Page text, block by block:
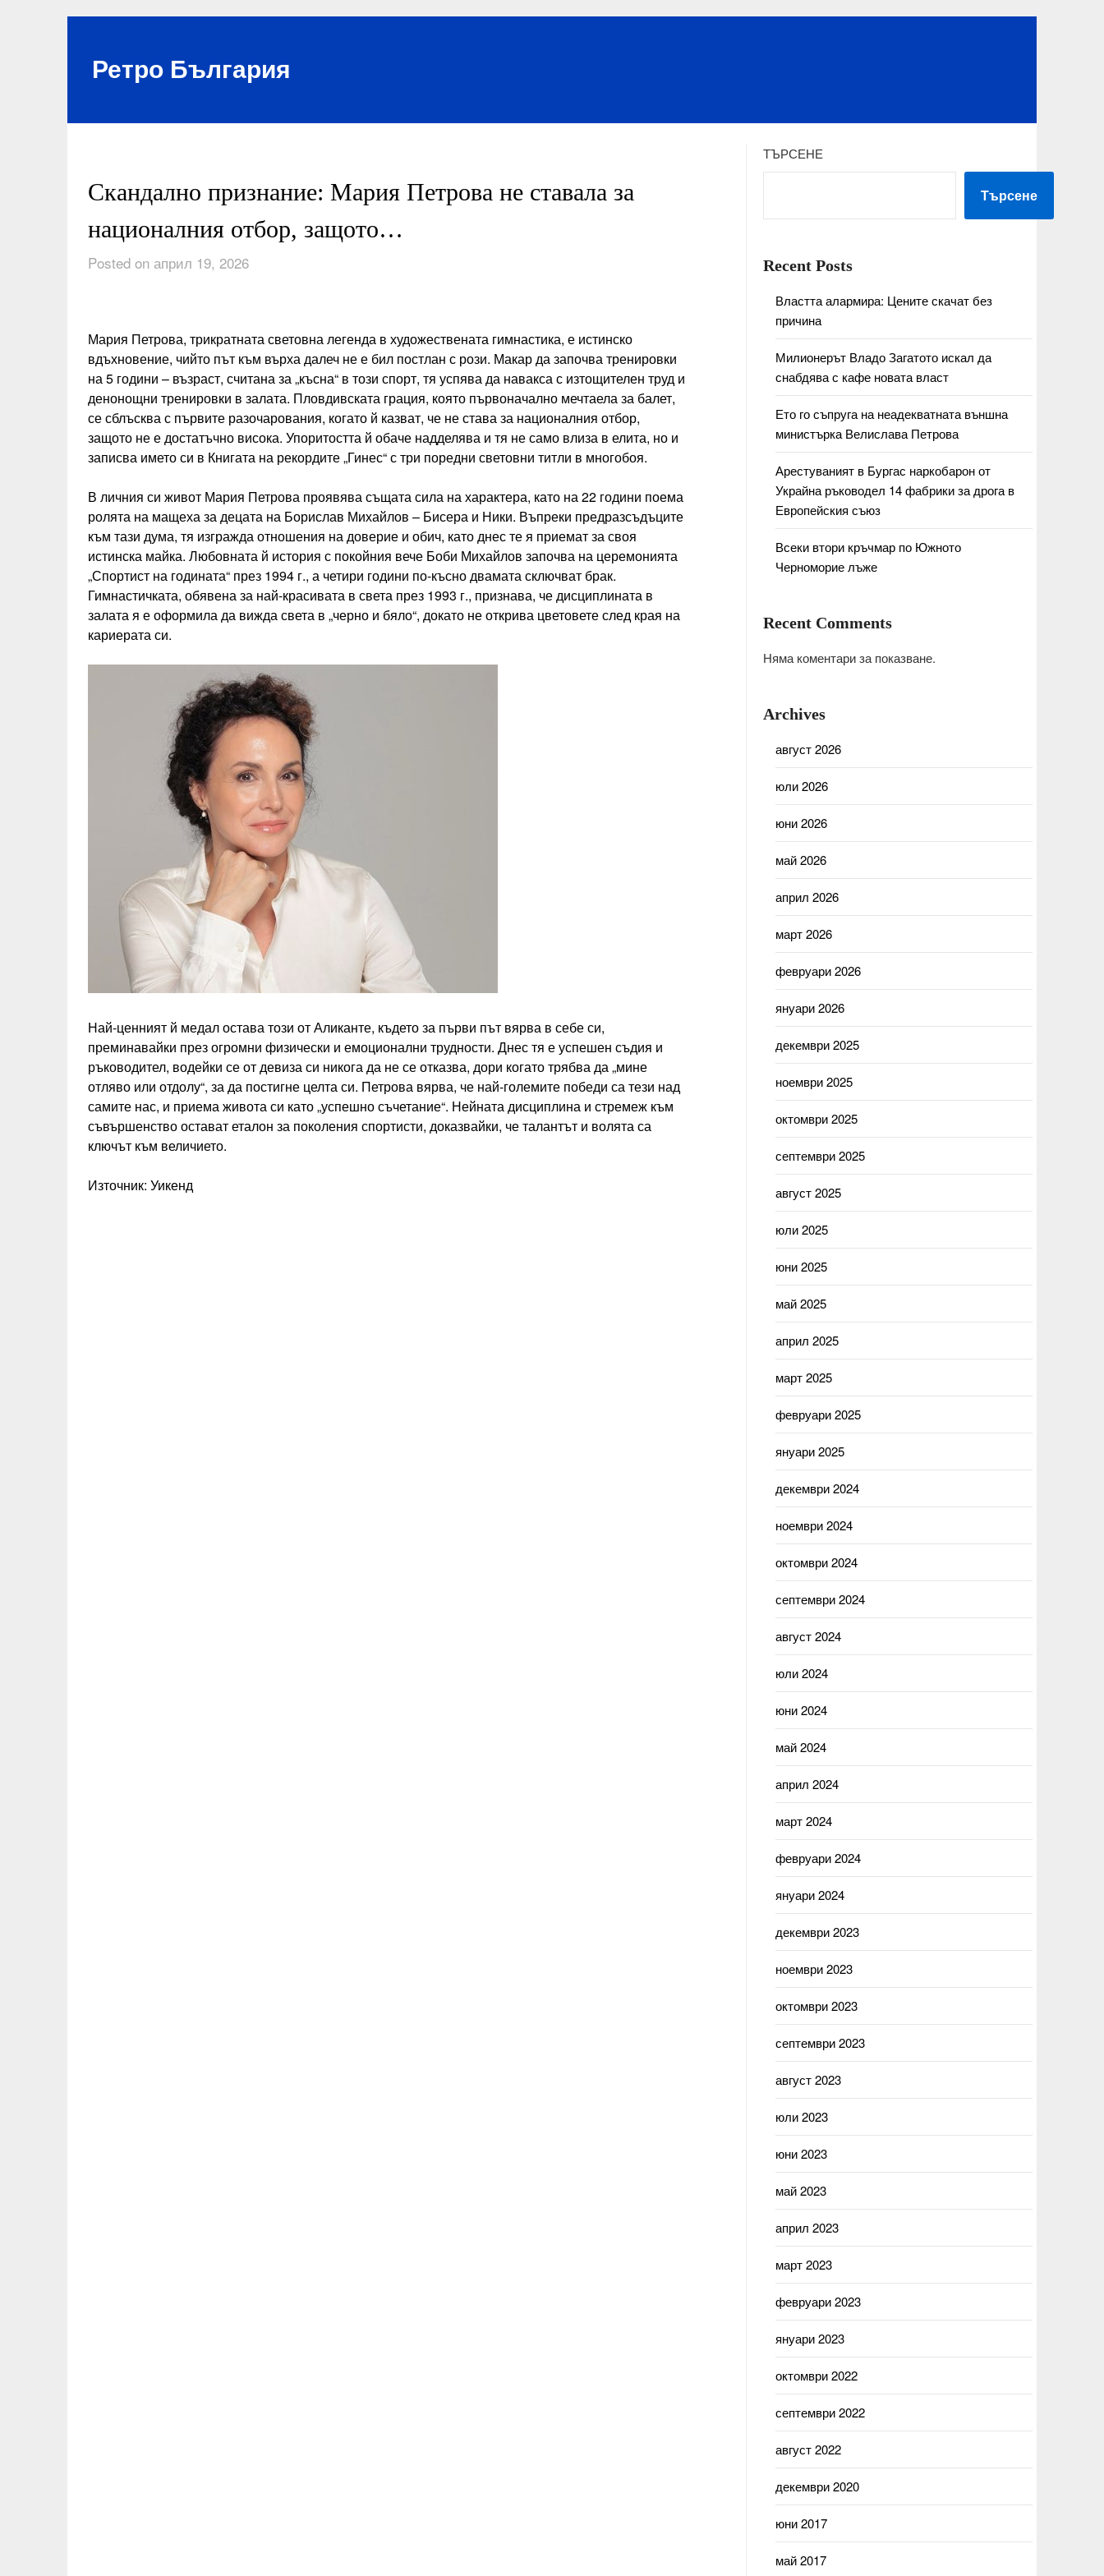
Ретро България
Скандално признание: Мария Петрова не ставала за
националния отбор, защото…
Posted on април 19, 2026
Мария Петрова, трикратната световна легенда в художествената гимнастика, е истинско
вдъхновение, чийто път към върха далеч не е бил постлан с рози. Макар да започва тренировки
на 5 години – възраст, считана за „късна“ в този спорт, тя успява да навакса с изтощителен труд и
денонощни тренировки в залата. Пловдивската грация, която първоначално мечтаела за балет,
се сблъсква с първите разочарования, когато й казват, че не става за националния отбор,
защото не е достатъчно висока. Упоритостта й обаче надделява и тя не само влиза в елита, но и
записва името си в Книгата на рекордите „Гинес“ с три поредни световни титли в многобоя.
В личния си живот Мария Петрова проявява същата сила на характера, като на 22 години поема
ролята на мащеха за децата на Борислав Михайлов – Бисера и Ники. Въпреки предразсъдъците
към тази дума, тя изгражда отношения на доверие и обич, като днес те я приемат за своя
истинска майка. Любовната й история с покойния вече Боби Михайлов започва на церемонията
„Спортист на годината“ през 1994 г., а четири години по-късно двамата сключват брак.
Гимнастичката, обявена за най-красивата в света през 1993 г., признава, че дисциплината в
залата я е оформила да вижда света в „черно и бяло“, докато не открива цветовете след края на
кариерата си.
Най-ценният й медал остава този от Аликанте, където за първи път вярва в себе си,
преминавайки през огромни физически и емоционални трудности. Днес тя е успешен съдия и
ръководител, водейки се от девиза си никога да не се отказва, дори когато трябва да „мине
отляво или отдолу“, за да постигне целта си. Петрова вярва, че най-големите победи са тези над
самите нас, и приема живота си като „успешно съчетание“. Нейната дисциплина и стремеж към
съвършенство остават еталон за поколения спортисти, доказвайки, че талантът и волята са
ключът към величието.
Източник: Уикенд
ТЪРСЕНЕ
Търсене
Recent Posts
Властта алармира: Цените скачат без
причина
Милионерът Владо Загатото искал да
снабдява с кафе новата власт
Ето го съпруга на неадекватната външна
министърка Велислава Петрова
Арестуваният в Бургас наркобарон от
Украйна ръководел 14 фабрики за дрога в
Европейския съюз
Всеки втори кръчмар по Южното
Черноморие лъже
Recent Comments
Няма коментари за показване.
Archives
август 2026
юли 2026
юни 2026
май 2026
април 2026
март 2026
февруари 2026
януари 2026
декември 2025
ноември 2025
октомври 2025
септември 2025
август 2025
юли 2025
юни 2025
май 2025
април 2025
март 2025
февруари 2025
януари 2025
декември 2024
ноември 2024
октомври 2024
септември 2024
август 2024
юли 2024
юни 2024
май 2024
април 2024
март 2024
февруари 2024
януари 2024
декември 2023
ноември 2023
октомври 2023
септември 2023
август 2023
юли 2023
юни 2023
май 2023
април 2023
март 2023
февруари 2023
януари 2023
октомври 2022
септември 2022
август 2022
декември 2020
юни 2017
май 2017